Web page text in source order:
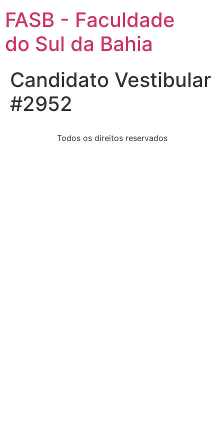
FASB - Faculdade
do Sul da Bahia
Candidato Vestibular
#2952
Todos os direitos reservados